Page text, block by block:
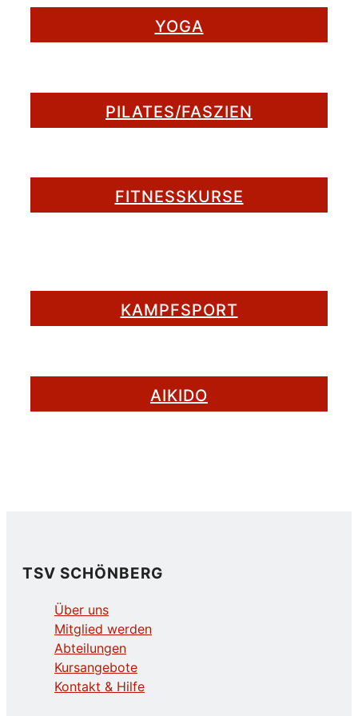
YOGA
PILATES/FASZIEN
FITNESSKURSE
KAMPFSPORT
AIKIDO
TSV SCHÖNBERG
Über uns
Mitglied werden
Abteilungen
Kursangebote
Kontakt & Hilfe